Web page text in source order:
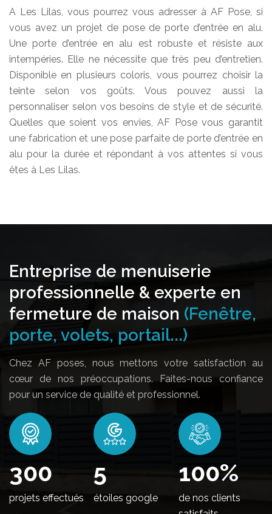
A Les Lilas, vous pourrez vous adresser à AF Pose, si
vous avez un projet de pose de porte d’entrée en alu.
Une porte d’entrée en alu est robuste et résiste aux
intempéries. Elle ne nécessite que très peu d’entretien.
Disponible en plusieurs coloris, vous pourrez choisir la
teinte selon vos goûts. Vous pouvez aussi la
personnaliser selon vos besoins de style et de sécurité.
Quelles que soient vos envies, AF Pose vous garantit
une fabrication et une pose parfaite de porte d’entrée en
alu pour la durée et répondant à vos attentes si vous
êtes à Les Lilas.
Entreprise de menuiserie
professionnelle & experte en
fermeture de maison (Fenêtre,
porte, volets, portail...)
Chez AF poses, nous mettons votre satisfaction au
cœur de nos préoccupations. Faites-nous confiance
pour un service de qualité et professionnel.
360
projets effectués
5
étoiles google
100%
de nos clients